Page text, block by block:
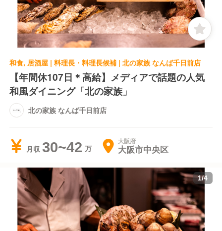
和食, 居酒屋 | 料理長・料理長候補 | 北の家族 なんば千日前店
【年間休107日＊高給】メディアで話題の人気
和風ダイニング「北の家族」
北の家族 なんば千日前店
月収 30~42 大阪府
大阪市中央区
1/4